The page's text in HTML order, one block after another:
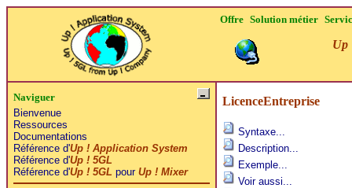
Offre Solution métier
Up
Naviguer
Bienvenue
Ressources
Documentations
Référence d'Up ! Application System
Référence d'Up ! 5GL
Référence d'Up ! 5GL pour Up ! Mixer
LicenceEntreprise
Syntaxe...
Description...
Exemple...
Voir aussi...